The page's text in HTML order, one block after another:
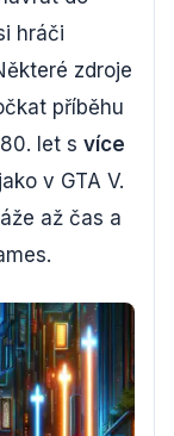
hráči
zdroje
příběhu
let s více
v GTA V.
až čas a